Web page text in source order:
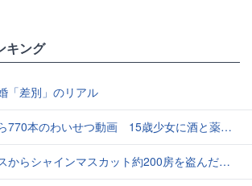
キング
「差別」のリアル
画 15歳少女に酒と薬飲ませ性的暴行か 54歳男を再逮捕 「薬もありますよ」とSNSで誘い出し
マスカット約200房を盗んだ疑い ネットで販売か 無職の男（42）逮捕 岡山県警